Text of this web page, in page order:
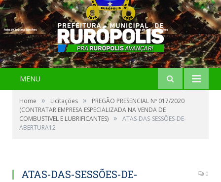
MENU
Home » Licitações »
PREGÃO PRESENCIAL Nº 017/2020
(CONTRATAR EMPRESA ESPECIALIZADA NA VENDA DE
COMBUSTIVEL E LUBRIFICANTES) »
ATAS-DAS-SESSÕES-DE-
ABERTURA12
ATAS-DAS-SESSÕES-DE-
0